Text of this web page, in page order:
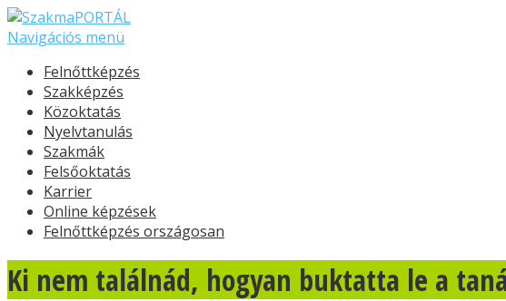
Navigációs menü
Felnőttképzés
Szakképzés
Közoktatás
Nyelvtanulás
Szakmák
Felsőoktatás
Karrier
Online képzések
Felnőttképzés országosan
Ki nem találnád, hogyan buktatta le a